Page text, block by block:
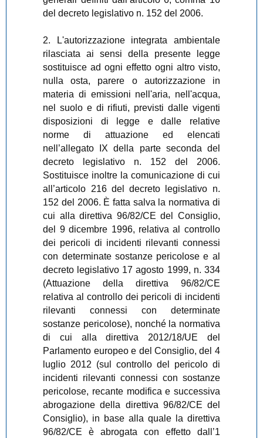
del decreto legislativo n. 152 del 2006.
2. L'autorizzazione integrata ambientale
rilasciata ai sensi della presente legge
sostituisce ad ogni effetto ogni altro visto,
nulla osta, parere o autorizzazione in
materia di emissioni nell'aria, nell'acqua,
nel suolo e di rifiuti, previsti dalle vigenti
disposizioni di legge e dalle relative
norme di attuazione ed elencati
nell’allegato IX della parte seconda del
decreto legislativo n. 152 del 2006.
Sostituisce inoltre la comunicazione di cui
all’articolo 216 del decreto legislativo n.
152 del 2006. È fatta salva la normativa di
cui alla direttiva 96/82/CE del Consiglio,
del 9 dicembre 1996, relativa al controllo
dei pericoli di incidenti rilevanti connessi
con determinate sostanze pericolose e al
decreto legislativo 17 agosto 1999, n. 334
(Attuazione della direttiva 96/82/CE
relativa al controllo dei pericoli di incidenti
rilevanti connessi con determinate
sostanze pericolose), nonché la normativa
di cui alla direttiva 2012/18/UE del
Parlamento europeo e del Consiglio, del 4
luglio 2012 (sul controllo del pericolo di
incidenti rilevanti connessi con sostanze
pericolose, recante modifica e successiva
abrogazione della direttiva 96/82/CE del
Consiglio), in base alla quale la direttiva
96/82/CE è abrogata con effetto dall’1